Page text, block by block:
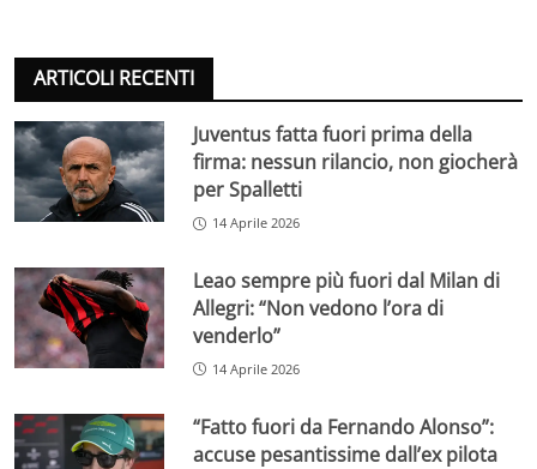
ARTICOLI RECENTI
Juventus fatta fuori prima della
firma: nessun rilancio, non giocherà
per Spalletti
14 Aprile 2026
Leao sempre più fuori dal Milan di
Allegri: “Non vedono l’ora di
venderlo”
14 Aprile 2026
“Fatto fuori da Fernando Alonso”:
accuse pesantissime dall’ex pilota